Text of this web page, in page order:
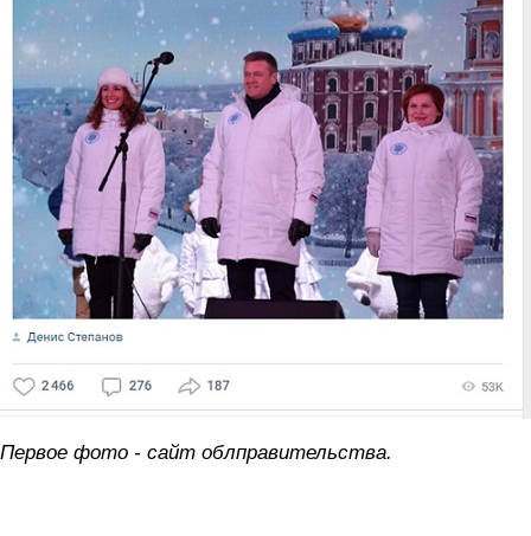
Первое фото - сайт облправительства.